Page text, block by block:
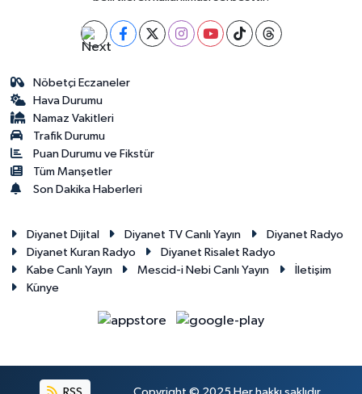
Nöbetçi Eczaneler
Hava Durumu
Namaz Vakitleri
Trafik Durumu
Puan Durumu ve Fikstür
Tüm Manşetler
Son Dakika Haberleri
Diyanet Dijital Diyanet TV Canlı Yayın
Diyanet Radyo
Diyanet Kuran Radyo
Diyanet Risalet Radyo
Kabe Canlı Yayın
Mescid-i Nebi Canlı Yayın
İletişim
Künye
Giresun Müftülüğü
Gümüşhane Müftülüğü
Hakkari Müftülüğü
Hatay Müftülüğü
Iğdır Müftülüğü
İstanbul Müftülüğü
İzmir Müftülüğü